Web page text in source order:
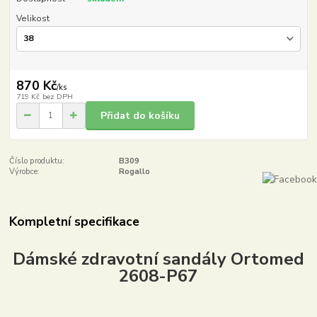
Velikost
870 Kč/ks
719 Kč bez DPH
Přidat do košíku
Číslo produktu:
B309
Výrobce:
Rogallo
Kompletní specifikace
Dámské zdravotní sandály Ortomed
2608-P67